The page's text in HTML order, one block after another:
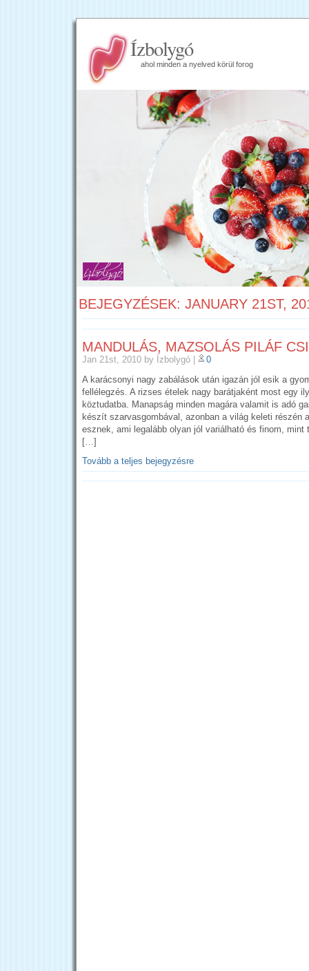
Ízbolygó
ahol minden a nyelved körül forog
BEJEGYZÉSEK: JANUARY 21ST,
MANDULÁS, MAZSOLÁS PILÁF
Jan 21st, 2010 by Ízbolygó
0
A karácsonyi nagy zabálások után igazán jól esik a
fellélegzés. A rizses ételek nagy barátjaként most egy
köztudatba. Manapság minden magára valamit is adó
készít szarvasgombával, azonban a világ keleti részén
esznek, ami legalább olyan jól variálható és finom, mint
[…]
Tovább a teljes bejegyzésre